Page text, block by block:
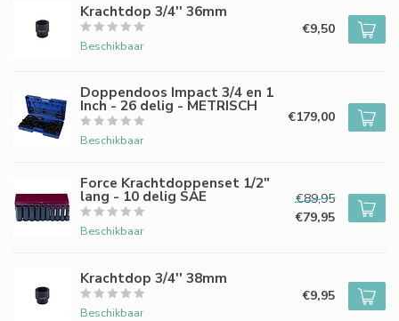
Krachtdop 3/4'' 36mm
Beschikbaar
€9,50
Doppendoos Impact 3/4 en 1
Inch - 26 delig - METRISCH
Beschikbaar
€179,00
Force Krachtdoppenset 1/2"
lang - 10 delig SAE
Beschikbaar
€89,95
€79,95
Krachtdop 3/4'' 38mm
Beschikbaar
€9,95